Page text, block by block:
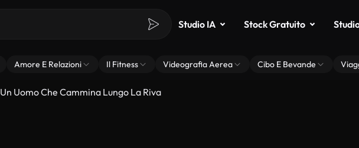
Studio IA Stock Gratuito
Amore E Relazioni Il Fitness Videografia Aerea Cibo E Bevande
Un Uomo Che Cammina Lungo La Riva